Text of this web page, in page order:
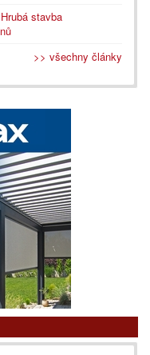
stavba
>> všechny články